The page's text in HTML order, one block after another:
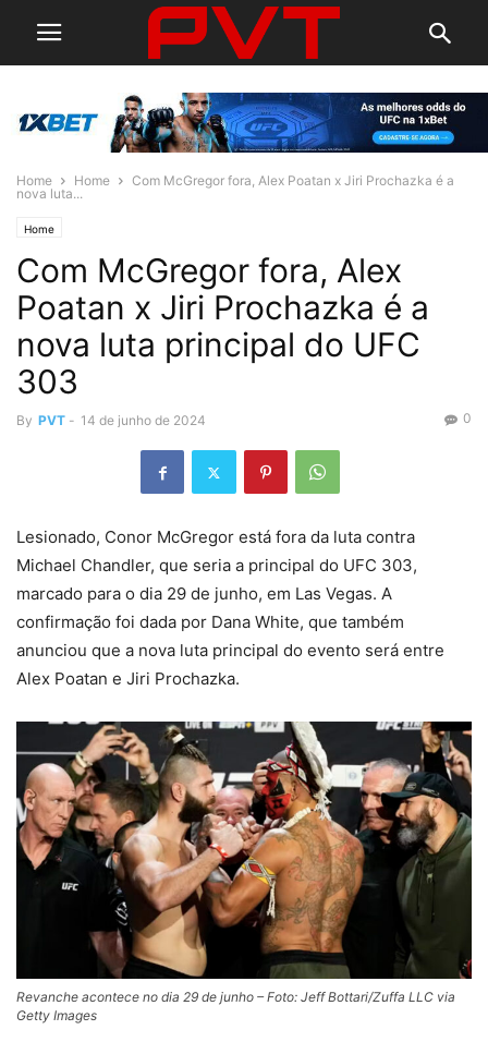
Home Home
Com McGregor fora, Alex Poatan x Jiri Prochazka é a
nova luta...
Home
Com McGregor fora, Alex
Poatan x Jiri Prochazka é a
nova luta principal do UFC
303
By PVT - 14 de junho de 2024 0
Lesionado, Conor McGregor está fora da luta contra
Michael Chandler, que seria a principal do UFC 303,
marcado para o dia 29 de junho, em Las Vegas. A
confirmação foi dada por Dana White, que também
anunciou que a nova luta principal do evento será entre
Alex Poatan e Jiri Prochazka.
Revanche acontece no dia 29 de junho – Foto: Jeff Bottari/Zuffa LLC via
Getty Images